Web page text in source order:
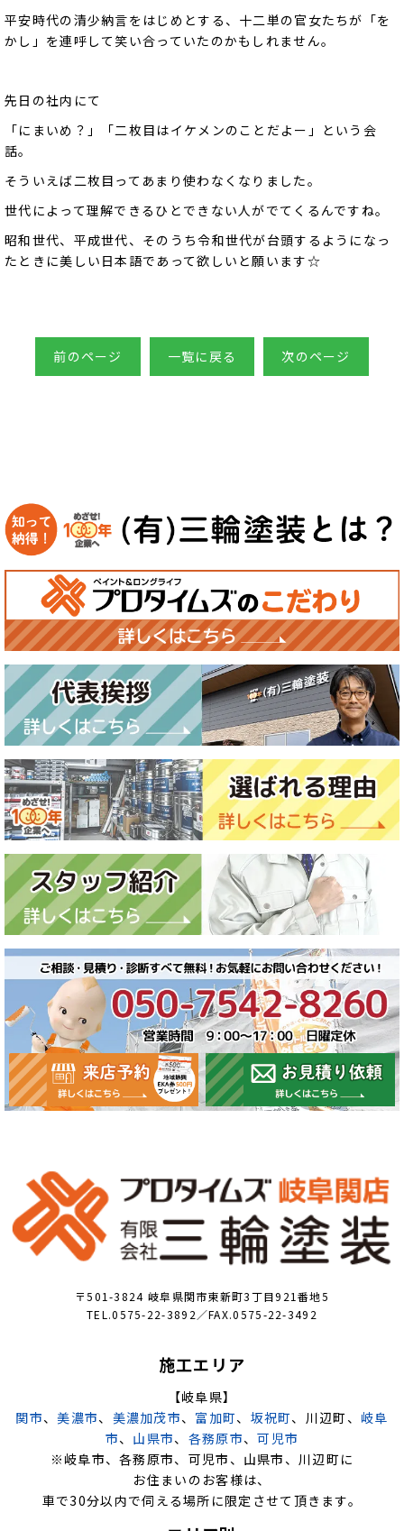
平安時代の清少納言をはじめとする、十二単の官女たちが「を
かし」を連呼して笑い合っていたのかもしれません。
先日の社内にて
「にまいめ？」「二枚目はイケメンのことだよー」という会
話。
そういえば二枚目ってあまり使わなくなりました。
世代によって理解できるひとできない人がでてくるんですね。
昭和世代、平成世代、そのうち令和世代が台頭するようになっ
たときに美しい日本語であって欲しいと願います☆
前のページ 一覧に戻る 次のページ
〒501-3824 岐阜県関市東新町3丁目921番地5
TEL.0575-22-3892／FAX.0575-22-3492
施工エリア
【岐阜県】
関市、美濃市、 美濃加茂市、 富加町、 坂祝町、川辺町、 岐阜
市、 山県市、 各務原市、可児市
※岐阜市、各務原市、可児市、山県市、川辺町に
お住まいのお客様は、
車で30分以内で伺える場所に限定させて頂きます。